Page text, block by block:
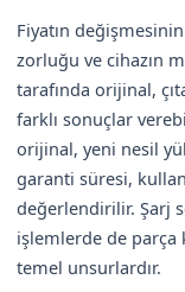
Fiyatın
zorluğu ve cihazın
tarafında orijinal,
farklı sonuçlar
orijinal, yeni nesil
garanti süresi,
değerlendirilir. Şarj
işlemlerde de parça
temel unsurlardır.